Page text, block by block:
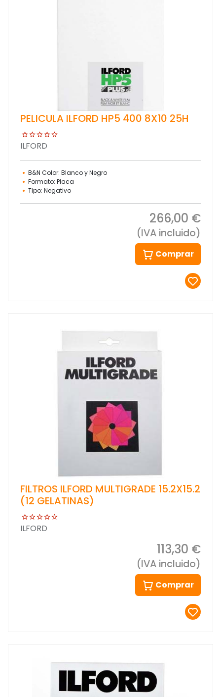
PELICULA ILFORD HP5 400 8X10 25H
ILFORD
B&N Color: Blanco y Negro
Formato: Placa
Tipo: Negativo
266,00 €
(IVA incluido)
Comprar
FILTROS ILFORD MULTIGRADE 15.2X15.2
(12 GELATINAS)
ILFORD
113,30 €
(IVA incluido)
Comprar